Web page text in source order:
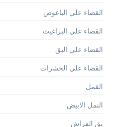
القضاء علي الباعوض
القضاء علي البراغيث
القضاء علي البق
القضاء علي الحشرات
القمل
النمل الابيض
بق الفراش